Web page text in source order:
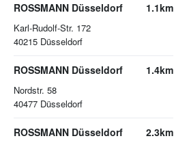
ROSSMANN Düsseldorf
Karl-Rudolf-Str. 172
40215 Düsseldorf
1.1km
ROSSMANN Düsseldorf
Nordstr. 58
40477 Düsseldorf
1.4km
ROSSMANN Düsseldorf 2.3km